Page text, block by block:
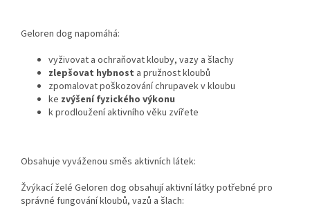
Geloren dog napomáhá:
vyživovat a ochraňovat klouby, vazy a šlachy
zlepšovat hybnost a pružnost kloubů
zpomalovat poškozování chrupavek v kloubu
ke zvýšení fyzického výkonu
k prodloužení aktivního věku zvířete
Obsahuje vyváženou směs aktivních látek:
Žvýkací želé Geloren dog obsahují aktivní látky potřebné pro
správné fungování kloubů, vazů a šlach: